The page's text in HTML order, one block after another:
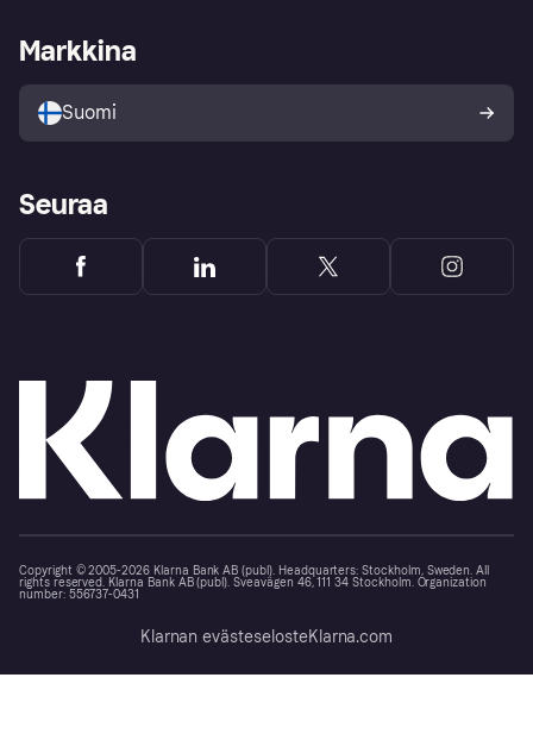
Tutustu kauppoihin
Ostajan turva
Kirjaudu sisään yrityksenä
Markkina
Suomi
Seuraa
Copyright © 2005-2026 Klarna Bank AB (publ). Headquarters: Stockholm, Sweden. All
rights reserved. Klarna Bank AB (publ). Sveavägen 46, 111 34 Stockholm. Organization
number: 556737-0431
Klarnan evästeselosteKlarna.com